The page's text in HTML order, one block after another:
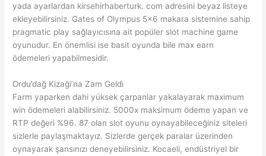
yada ayarlardan kirsehirhaberturk. com adresini beyaz listeye
ekleyebilirsiniz. Gates of Olympus 5×6 makara sistemine sahip
pragmatic play sağlayıcısına ait popüler slot machine game
oyunudur. En önemlisi ise basit oyunda bile max earn
ödemeleri yapabilmesidir.
Ordu’dağ Kizaği’na Zam Geldi̇
Farm yaparken dahi yüksek çarpanlar yakalayarak maximum
win ödemeleri alabilirsiniz. 5000x maksimum ödeme yapan ve
RTP değeri %96. 87 olan slot oyunu oynayabileceğiniz siteleri
sizlerle paylaşmaktayız. Sizlerde gerçek paralar üzerinden
oynayarak şansınızı deneyebilirsiniz. Kocaeli, endüstriyel bir